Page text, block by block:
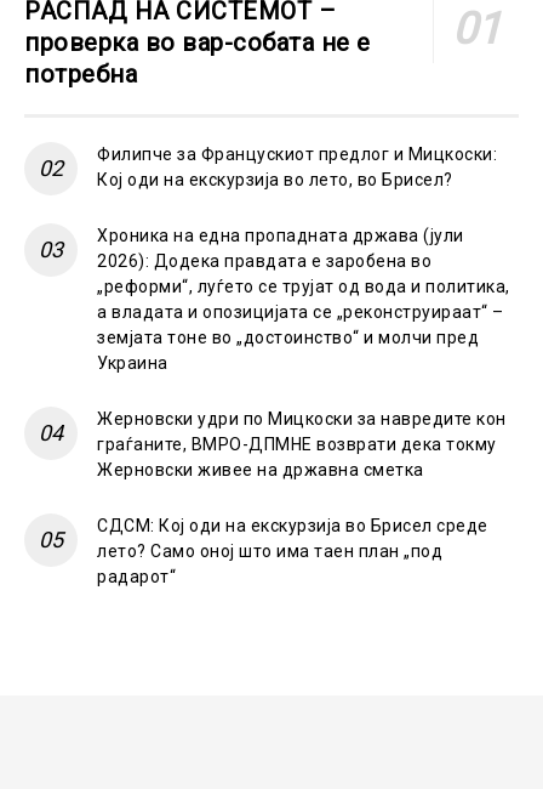
РАСПАД НА СИСТЕМОТ –
проверка во вар-собата не е
потребна
Филипче за Францускиот предлог и Мицкоски:
Кој оди на екскурзија во лето, во Брисел?
Хроника на една пропадната држава (јули
2026): Додека правдата е заробена во
„реформи“, луѓето се трујат од вода и политика,
а владата и опозицијата се „реконструираат“ –
земјата тоне во „достоинство“ и молчи пред
Украина
Жерновски удри по Мицкоски за навредите кон
граѓаните, ВМРО-ДПМНЕ возврати дека токму
Жерновски живее на државна сметка
СДСМ: Кој оди на екскурзија во Брисел среде
лето? Само оној што има таен план „под
радарот“